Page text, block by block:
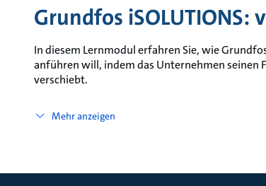
Grundfos iSOLUTIONS:
In diesem Lernmodul erfahren Sie, wie
anführen will, indem das Unternehmen seinen
verschiebt.
Mehr anzeigen